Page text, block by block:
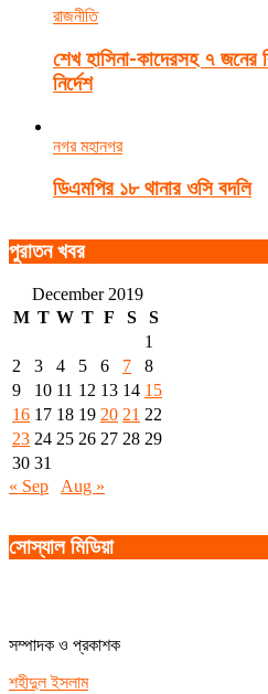
রাজনীতি
শেখ হাসিনা-কাদেরসহ ৭ জনের
নির্দেশ
নগর মহানগর
ডিএমপির ১৮ থানার ওসি বদলি
পুরাতন খবর
December 2019
M T W T F S
S
1
2
3 4 5 6 7
8
9
10 11 12 13 14 15
16 17 18 19 20 21 22
23 24 25 26 27 28 29
30 31
« Sep
Aug »
সোস্যাল মিডিয়া
সম্পাদক ও প্রকাশক
শহীদুল ইসলাম